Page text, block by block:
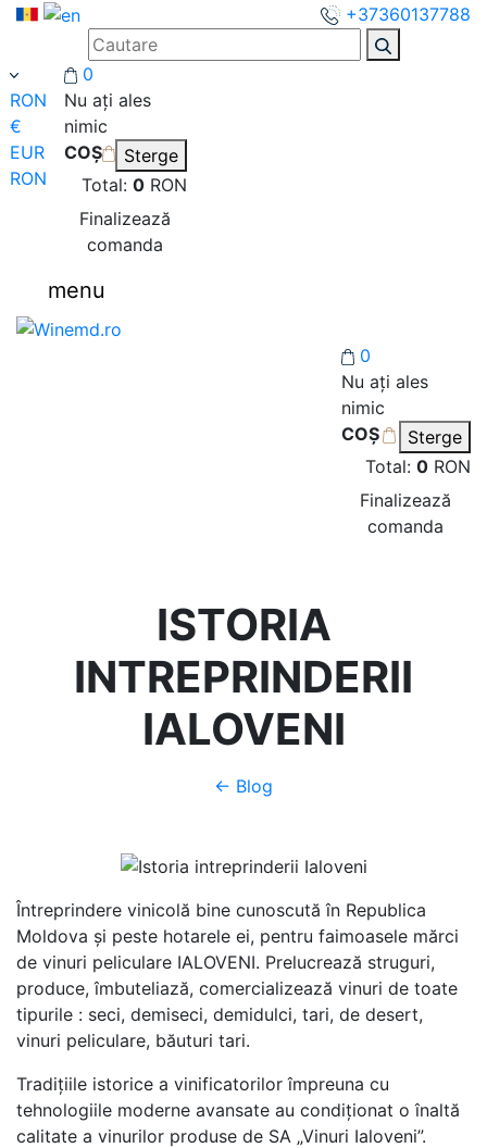
+37360137788
RON
€
EUR
RON
0
Nu ați ales
nimic
COȘ
Sterge
Total: 0RON
Finalizează
comanda
menu
0
Nu ați ales
nimic
COȘ
Sterge
Total: 0RON
Finalizează
comanda
ISTORIA
INTREPRINDERII
IALOVENI
← Blog
Întreprindere vinicolă bine cunoscută în Republica
Moldova şi peste hotarele ei, pentru faimoasele mărci
de vinuri peliculare IALOVENI. Prelucrează struguri,
produce, îmbuteliază, comercializează vinuri de toate
tipurile : seci, demiseci, demidulci, tari, de desert,
vinuri peliculare, băuturi tari.
Tradiţiile istorice a vinificatorilor împreuna cu
tehnologiile moderne avansate au condiţionat o înaltă
calitate a vinurilor produse de SA „Vinuri Ialoveni”.